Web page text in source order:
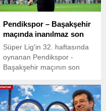
değerlendirmelerde
Pendikspor – Başakşehir
maçında inanılmaz son
Süper Lig'in 32. haftasında
oynanan Pendikspor -
Başakşehir maçının son
unutulmayacak bir pozisyon
yaşandı.